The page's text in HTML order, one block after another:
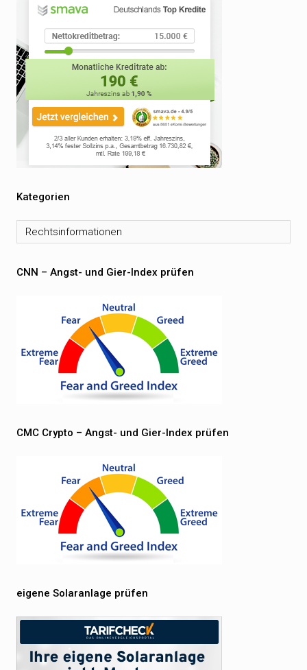
Kategorien
Kategorien
CNN – Angst- und Gier-Index prüfen
CMC Crypto – Angst- und Gier-Index prüfen
eigene Solaranlage prüfen